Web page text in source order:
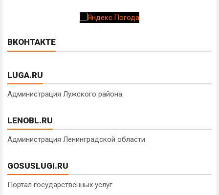
ВКОНТАКТЕ
LUGA.RU
Администрация Лужского района
LENOBL.RU
Администрация Ленинградской области
GOSUSLUGI.RU
Портал государственных услуг